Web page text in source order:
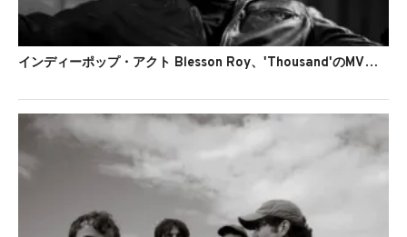
インディーポップ・アクト Blesson Roy、'Thousand'のMVを公開